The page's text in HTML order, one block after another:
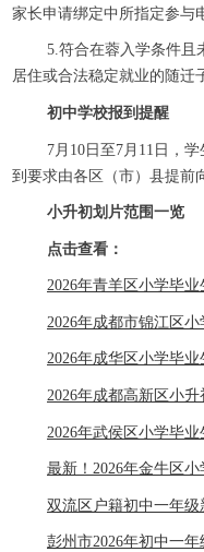
家长申请绑定中所指定参与
5.符合在蓉入学条件且
居住或合法稳定就业的随迁
初中学校报到提醒
7月10日至7月11日，
到要求由各区（市）县提前
小升初划片范围一览
点击查看：
2026年青羊区小学毕
2026年成都市锦江区
2026年成华区小学毕
2026年成都高新区小
2026年武侯区小学毕
最新！2026年金牛区
双流区户籍初中一年
彭州市2026年初中一年